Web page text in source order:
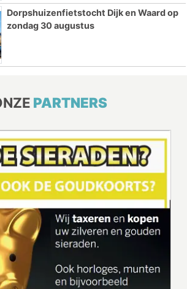
Dorpshuizenfietstocht Dijk en Waard op
zondag 30 augustus
PARTNERS